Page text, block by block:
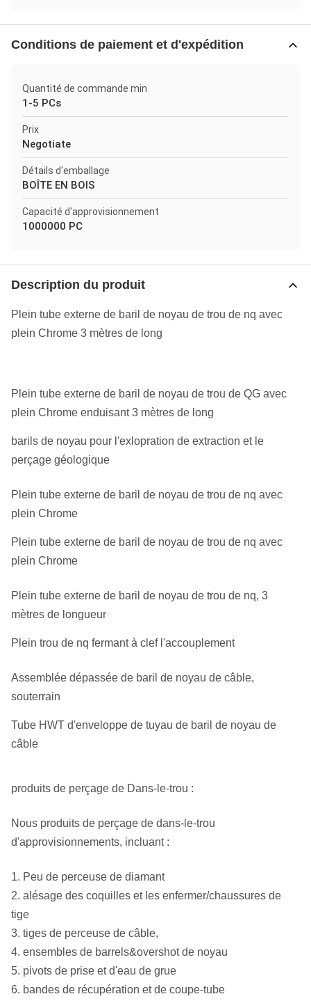
Conditions de paiement et d'expédition
Quantité de commande min
1-5 PCs
Prix
Negotiate
Détails d'emballage
BOÎTE EN BOIS
Capacité d'approvisionnement
1000000 PC
Description du produit
Plein tube externe de baril de noyau de trou de nq avec
plein Chrome 3 mètres de long
Plein tube externe de baril de noyau de trou de QG avec
plein Chrome enduisant 3 mètres de long
barils de noyau pour l'exlopration de extraction et le
perçage géologique
Plein tube externe de baril de noyau de trou de nq avec
plein Chrome
Plein tube externe de baril de noyau de trou de nq avec
plein Chrome
Plein tube externe de baril de noyau de trou de nq, 3
mètres de longueur
Plein trou de nq fermant à clef l'accouplement
Assemblée dépassée de baril de noyau de câble,
souterrain
Tube HWT d'enveloppe de tuyau de baril de noyau de
câble
produits de perçage de Dans-le-trou :
Nous produits de perçage de dans-le-trou
d'approvisionnements, incluant :
1. Peu de perceuse de diamant
2. alésage des coquilles et les enfermer/chaussures de
tige
3. tiges de perceuse de câble,
4. ensembles de barrels&overshot de noyau
5. pivots de prise et d'eau de grue
6. bandes de récupération et de coupe-tube